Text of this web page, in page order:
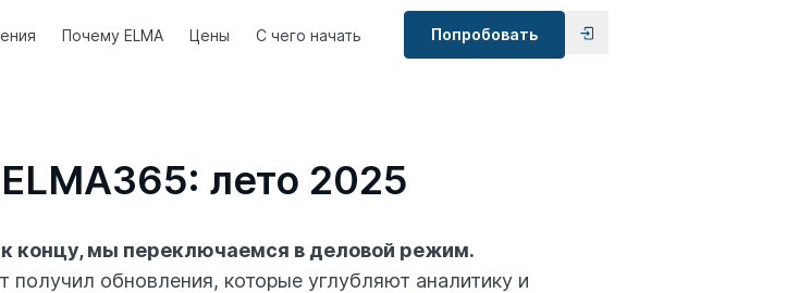
Почему ELMA Цены С чего начать Попробовать
лето 2025
концу, мы переключаемся в деловой режим.
обновления, которые углубляют аналитику и